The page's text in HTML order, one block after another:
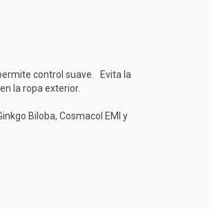
control suave.
Evita la
la ropa exterior.
Biloba, Cosmacol EMI y